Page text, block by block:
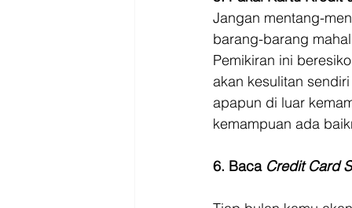
Jangan mentang-
barang-barang
Pemikiran ini
akan kesulitan
apapun di luar
kemampuan ada
6. Baca Credit Card